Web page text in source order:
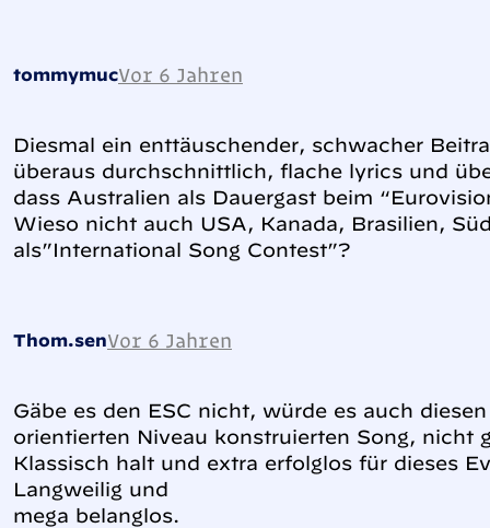
tommymucVor 6 Jahren
Diesmal ein enttäuschender, schwacher
überaus durchschnittlich, flache lyrics und
dass Australien als Dauergast beim
Wieso nicht auch USA, Kanada, Brasilien,
als”International Song Contest”?
Thom.senVor 6 Jahren
Gäbe es den ESC nicht, würde es auch
orientierten Niveau konstruierten Song, nicht
Klassisch halt und extra erfolglos für dieses
Langweilig und
mega belanglos.